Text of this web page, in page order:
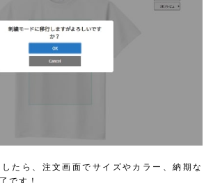
たら、注文画面でサイズやカラー、納期な
です！